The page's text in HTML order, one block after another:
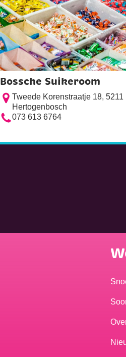
Bossche Suikeroom
Tweede Korenstraatje 18, 5211
Hertogenbosch
073 613 6764